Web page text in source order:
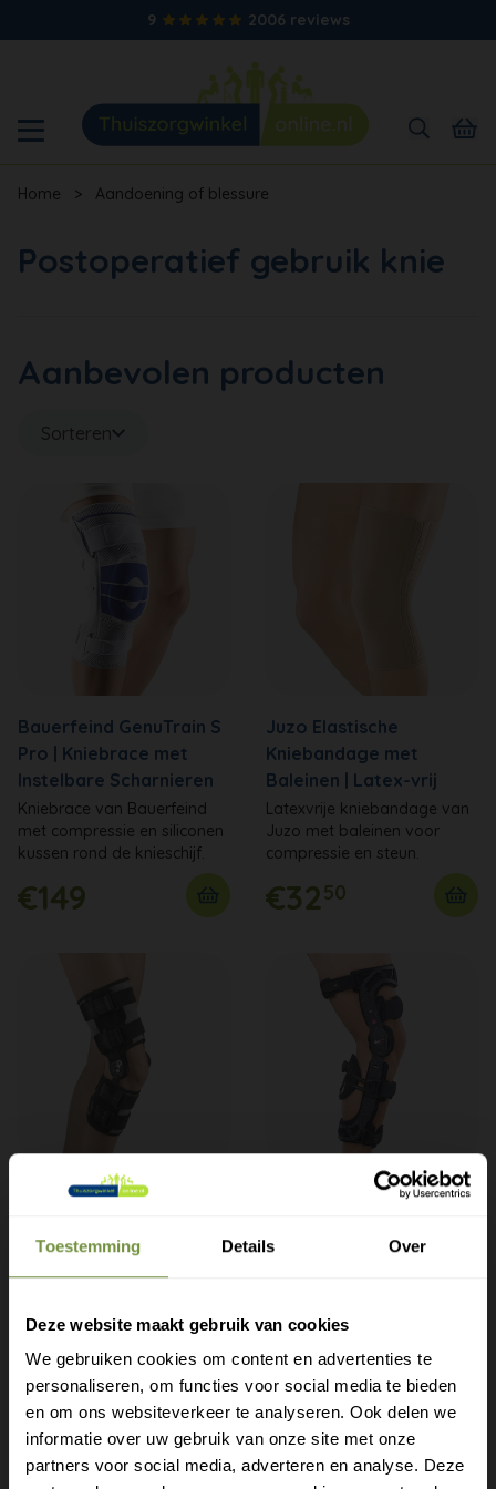
Toestemming Details Over
Deze website maakt gebruik van cookies
We gebruiken cookies om content en advertenties te
personaliseren, om functies voor social media te bieden
en om ons websiteverkeer te analyseren. Ook delen we
informatie over uw gebruik van onze site met onze
partners voor social media, adverteren en analyse. Deze
9 2006 reviews
Home > Aandoening of blessure
Postoperatief gebruik knie
Aanbevolen producten
Sorteren
Bauerfeind GenuTrain S
Pro | Kniebrace met
Instelbare Scharnieren
Kniebrace van Bauerfeind
met compressie en siliconen
kussen rond de knieschijf.
€149
Juzo Elastische
Kniebandage met
Baleinen | Latex-vrij
Latexvrije kniebandage van
Juzo met baleinen voor
compressie en steun.
€3250
Pavis postoperatieve
Postoperatieve Pavis
kniebrace die je knie na een
beweging stuurt.
€199
Medi M.4s PCL Dynamic |
Kruisbandletsel
kruisbandklachten.
€975
Maak
afspraak
Gratis verzending?
Laat je e-mail achter.